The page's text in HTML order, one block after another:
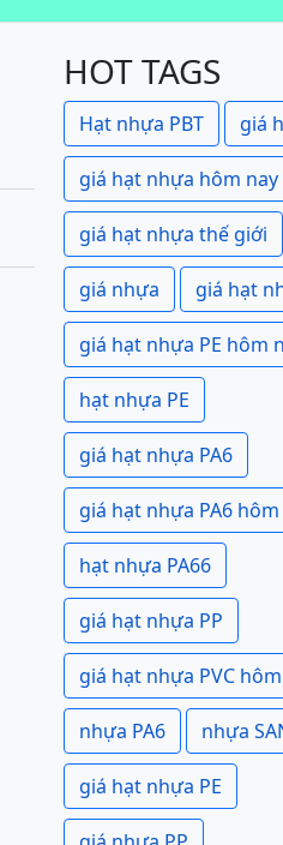
HOT TAGS
Hạt nhựa PBT giá
giá hạt nhựa hôm nay
giá hạt nhựa thế giới
giá nhựa giá hạt
giá hạt nhựa PE hôm
hạt nhựa PE
giá hạt nhựa PA6
giá hạt nhựa PA6
hạt nhựa PA66
giá hạt nhựa PP
giá hạt nhựa PVC
nhựa PA6 nhựa
giá hạt nhựa PE